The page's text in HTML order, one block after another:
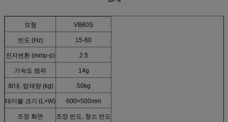
모형 VB60S
빈도 (Hz) 15-60
진지변환 (mmp-p) 2.5
가속도 범위 14g
최대. 탑재량 (kg) 50kg
테이블 크기 (L×W) 600×500mm
조정 화면 조정 빈도, 청소 빈도